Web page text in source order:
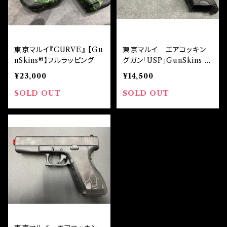
東京マルイ『CURVE』 【Gu
nSkins®︎】フルラッピング
¥23,000
SOLD OUT
東京マルイ エアコッキン
グガン「USP」GunSkins ア
クセントラッピング
¥14,500
SOLD OUT